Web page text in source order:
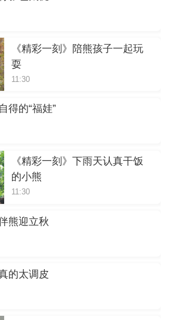
《精彩一刻》陪熊孩子一起玩
耍
11:30
得的“福娃”
《精彩一刻》下雨天认真干饭
的小熊
11:30
熊迎立秋
的太调皮